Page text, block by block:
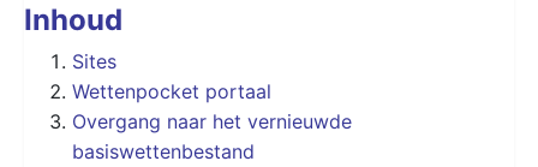
Inhoud
Sites
Wettenpocket portaal
Overgang naar het vernieuwde
basiswettenbestand